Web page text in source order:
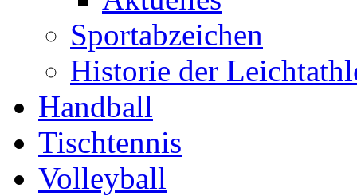
Sportabzeichen
Historie der
Handball
Tischtennis
Volleyball